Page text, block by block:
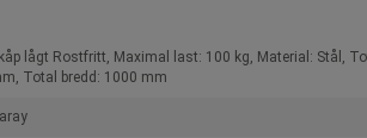
lågt Rostfritt, Maximal last: 100 kg, Material: Stål,
Total bredd: 1000 mm